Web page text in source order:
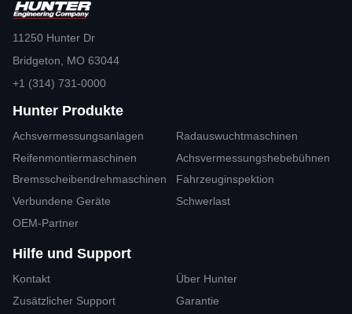
11250 Hunter Dr
Bridgeton, MO 63044
+1 (314) 731-0000
Hunter Produkte
Achsvermessungsanlagen
Radauswuchtmaschinen
Reifenmontiermaschinen
Achsvermessungshebebühnen
Bremsscheibendrehmaschinen
Fahrzeuginspektion
Verbundene Geräte
Schwerlast
OEM-Partner
Hilfe und Support
Kontakt
Über Hunter
Zusätzlicher Support
Garantie